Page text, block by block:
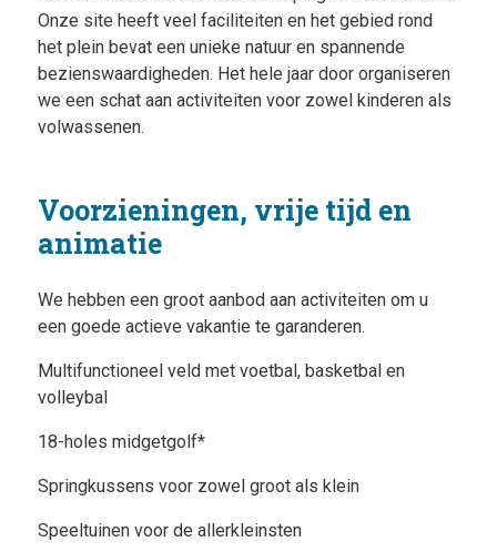
Onze site heeft veel faciliteiten en het gebied rond
het plein bevat een unieke natuur en spannende
bezienswaardigheden. Het hele jaar door organiseren
we een schat aan activiteiten voor zowel kinderen als
volwassenen.
Voorzieningen, vrije tijd en
animatie
We hebben een groot aanbod aan activiteiten om u
een goede actieve vakantie te garanderen.
Multifunctioneel veld met voetbal, basketbal en
volleybal
18-holes midgetgolf*
Springkussens voor zowel groot als klein
Speeltuinen voor de allerkleinsten